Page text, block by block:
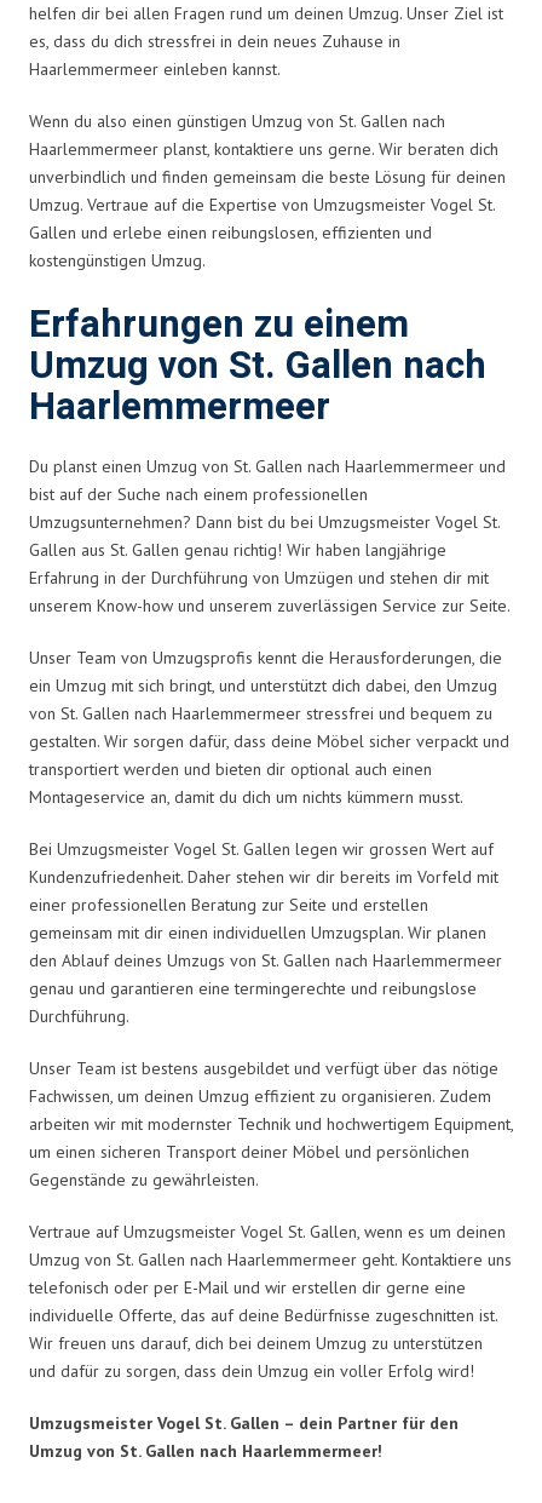
helfen dir bei allen Fragen rund um deinen Umzug. Unser Ziel ist
es, dass du dich stressfrei in dein neues Zuhause in
Haarlemmermeer einleben kannst.
Wenn du also einen günstigen Umzug von St. Gallen nach
Haarlemmermeer planst, kontaktiere uns gerne. Wir beraten dich
unverbindlich und finden gemeinsam die beste Lösung für deinen
Umzug. Vertraue auf die Expertise von Umzugsmeister Vogel St.
Gallen und erlebe einen reibungslosen, effizienten und
kostengünstigen Umzug.
Erfahrungen zu einem
Umzug von St. Gallen nach
Haarlemmermeer
Du planst einen Umzug von St. Gallen nach Haarlemmermeer und
bist auf der Suche nach einem professionellen
Umzugsunternehmen? Dann bist du bei Umzugsmeister Vogel St.
Gallen aus St. Gallen genau richtig! Wir haben langjährige
Erfahrung in der Durchführung von Umzügen und stehen dir mit
unserem Know-how und unserem zuverlässigen Service zur Seite.
Unser Team von Umzugsprofis kennt die Herausforderungen, die
ein Umzug mit sich bringt, und unterstützt dich dabei, den Umzug
von St. Gallen nach Haarlemmermeer stressfrei und bequem zu
gestalten. Wir sorgen dafür, dass deine Möbel sicher verpackt und
transportiert werden und bieten dir optional auch einen
Montageservice an, damit du dich um nichts kümmern musst.
Bei Umzugsmeister Vogel St. Gallen legen wir grossen Wert auf
Kundenzufriedenheit. Daher stehen wir dir bereits im Vorfeld mit
einer professionellen Beratung zur Seite und erstellen
gemeinsam mit dir einen individuellen Umzugsplan. Wir planen
den Ablauf deines Umzugs von St. Gallen nach Haarlemmermeer
genau und garantieren eine termingerechte und reibungslose
Durchführung.
Unser Team ist bestens ausgebildet und verfügt über das nötige
Fachwissen, um deinen Umzug effizient zu organisieren. Zudem
arbeiten wir mit modernster Technik und hochwertigem Equipment,
um einen sicheren Transport deiner Möbel und persönlichen
Gegenstände zu gewährleisten.
Vertraue auf Umzugsmeister Vogel St. Gallen, wenn es um deinen
Umzug von St. Gallen nach Haarlemmermeer geht. Kontaktiere uns
telefonisch oder per E-Mail und wir erstellen dir gerne eine
individuelle Offerte, das auf deine Bedürfnisse zugeschnitten ist.
Wir freuen uns darauf, dich bei deinem Umzug zu unterstützen
und dafür zu sorgen, dass dein Umzug ein voller Erfolg wird!
Umzugsmeister Vogel St. Gallen – dein Partner für den
Umzug von St. Gallen nach Haarlemmermeer!